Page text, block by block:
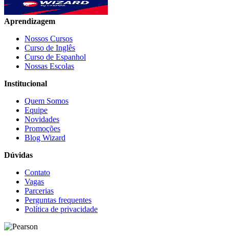
Aprendizagem
Nossos Cursos
Curso de Inglês
Curso de Espanhol
Nossas Escolas
Institucional
Quem Somos
Equipe
Novidades
Promoções
Blog Wizard
Dúvidas
Contato
Vagas
Parcerias
Perguntas frequentes
Política de privacidade